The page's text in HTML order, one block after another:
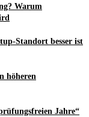
Warum
Standort besser ist
höheren
Jahre“